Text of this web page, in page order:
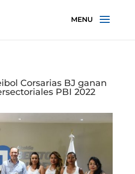
Corsarias BJ ganan
PBI 2022